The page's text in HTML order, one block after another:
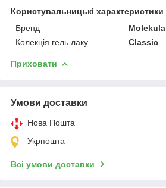
Користувальницькі характеристики
Бренд
Molekula
Колекція гель лаку
Classic
Приховати
Умови доставки
Нова Пошта
Укрпошта
Всі умови доставки